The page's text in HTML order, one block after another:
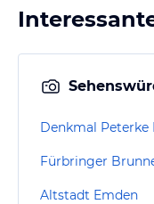
Denkmal
Fürbringer
Altstadt Emden